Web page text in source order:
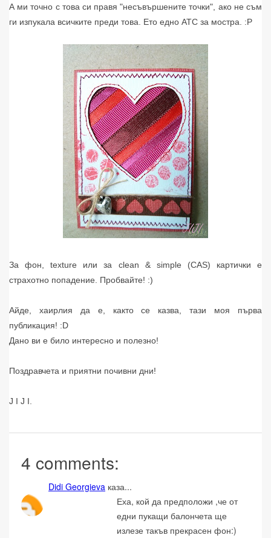
А ми точно с това си правя "несъвършените точки", ако не съм
ги изпукала всичките преди това. Ето едно АТС за мостра. :P
За фон, texture или за clean & simple (CAS) картички е
страхотно попадение. Пробвайте! :)
Айде, хаирлия да е, както се казва, тази моя първа
публикация! :D
Дано ви е било интересно и полезно!
Поздравчета и приятни почивни дни!
J I J I.
4 comments:
Didi Georgieva каза...
Еха, кой да предположи ,че от
едни пукащи балончета ще
излезе такъв прекрасен фон:)